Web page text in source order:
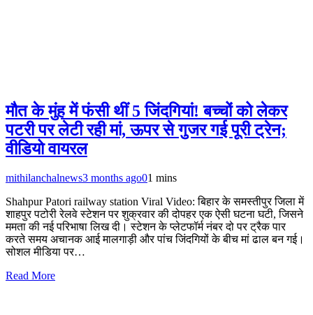
मौत के मुंह में फंसी थीं 5 जिंदगियां! बच्चों को लेकर
पटरी पर लेटी रही मां, ऊपर से गुजर गई पूरी ट्रेन;
वीडियो वायरल
mithilanchalnews3 months ago01 mins
Shahpur Patori railway station Viral Video: बिहार के समस्तीपुर जिला में
शाहपुर पटोरी रेलवे स्टेशन पर शुक्रवार की दोपहर एक ऐसी घटना घटी, जिसने
ममता की नई परिभाषा लिख दी। स्टेशन के प्लेटफॉर्म नंबर दो पर ट्रैक पार
करते समय अचानक आई मालगाड़ी और पांच जिंदगियों के बीच मां ढाल बन गई।
सोशल मीडिया पर…
Read More